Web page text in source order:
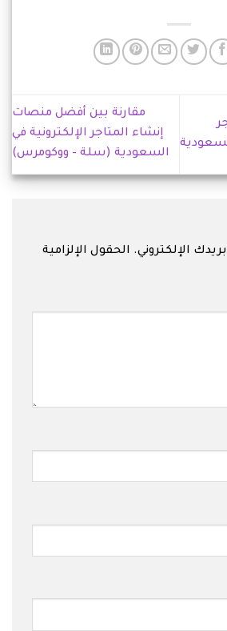
مقارنة بين أفضل منصات
إنشاء المتاجر الإلكترونية في
السعودية (سلة – ووكومرس)
الإلكتروني. الحقول الإلزامية